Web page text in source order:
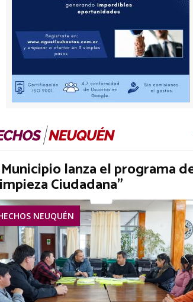
lanza el programa
Ciudadana”
NEUQUÉN